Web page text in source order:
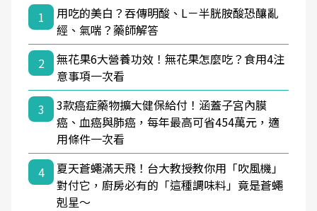
1
用吃的美白？吞傳明酸、L－半胱胺酸恐釀亂
經、氣喘？藥師解答
2
無花果6大營養功效！無花果怎麼吃？食用4注
意事項一次看
3
3款癌症藥物擴大健保給付！涵蓋子宮內膜
癌、血癌與肺癌，每年最高可省454萬元，適
用條件一次看
4
夏天蒼蠅滿天飛！台大教授教你用「吹風機」
對付它，廚房必有的「這種調味料」竟是蒼蠅
剋星～